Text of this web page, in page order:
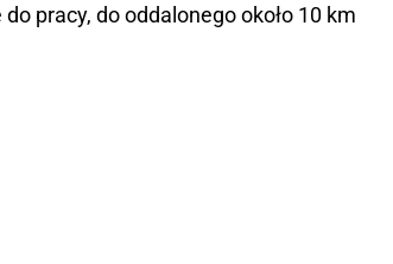
pracy, do oddalonego około 10 km